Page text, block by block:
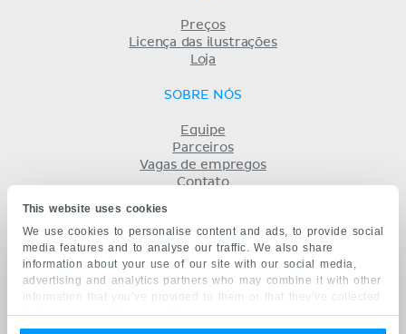
This website uses cookies
We use cookies to personalise content and ads, to provide social
media features and to analyse our traffic. We also share
information about your use of our site with our social media,
advertising and analytics partners who may combine it with other
information that you’ve provided to them or that they’ve collected
from your use of their services.
Preços
Licença das ilustrações
Loja
SOBRE NÓS
Equipe
Parceiros
Vagas de empregos
Contato
Privacidade
KENHUB EM...
English